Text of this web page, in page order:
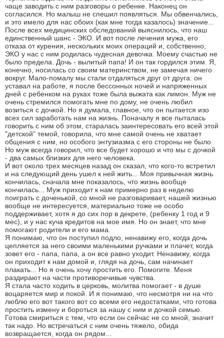
чаще заводить с ним разговоры о ребенке. Наконец он
согласился. Но малыш не спешил появляться. Мы обвенчались,
и это имело для нас обоих (как мне тогда казалось) значение...
После всех медицинских обследований выяснилось, что наш
единственный шанс - ЭКО. И вот после лечения мужа, его
отказа от курения, нескольких моих операций и, собственно,
ЭКО у нас с ним родилась чудесная девочка. Моему счастью не
было предела. Дочь - вылитый папа! И он так гордился этим. Я,
конечно, носилась со своим материнством, не замечая ничего
вокруг. Мало-помалу мы стали отдаляться друг от друга: он
уставал на работе, я после бессонных ночей и напряженных
дней с ребенком на руках тоже была выжата как лимон. Муж не
очень стремился помогать мне по дому, не очень любил
возиться с дочкой. Но я думала, главное, что он пытается изо
всех сил заработать нам на жизнь. Поначалу я все пыталась
говорить с ним об этом, старалась заинтересовать его всей этой
"детской" темой, говорила, что мне самой очень не хватает
общения с ним, но особого энтузиазма с его стороны не было.
Но муж всегда говорил, что все будет хорошо и что мы с дочкой
- два самых близких для него человека.
И вот около трех месяцев назад он сказал, что кого-то встретил
и на следующий день ушел к ней жить... Моя привычная жизнь
кончилась, сначала мне показалось, что жизнь вообще
кончилась... Муж приходит к нам примерно раз в неделю
поиграть с доченькой, со мной не разговаривает, нашей жизнью
вообще не интересуется, материально тоже не особо
поддерживает, хотя я до сих пор в декрете, (ребенку 1 год и 9
мес), и у нас куча кредитов на мое имя. Но он знает, что мне
помогают родители и его мама.
Я понимаю, что он поступил подло, ненавижу его, когда дочь
цепляется за него своими маленькими ручками и плачет, когда
зовет его - папа, папа, а он все равно уходит. Ненавижу, когда
он приходит к нам домой и, глядя на дочь, сам начинает
плакать... Но я очень хочу простить его. Помогите. Меня
раздирают на части противоречивые чувства.
Я стала часто ходить в церковь, молитва помогает - в душе
воцаряется мир и покой. И я понимаю, что несмотря ни на что
люблю его вот такого вот со всеми его недостатками, что готова
простить измену и бороться за нашу с ним и дочкой семью.
Готова смириться с тем, что если он сейчас не со мной, значит
так надо. Но встречаться с ним очень тяжело, обида
возвращается, когда он рядом...